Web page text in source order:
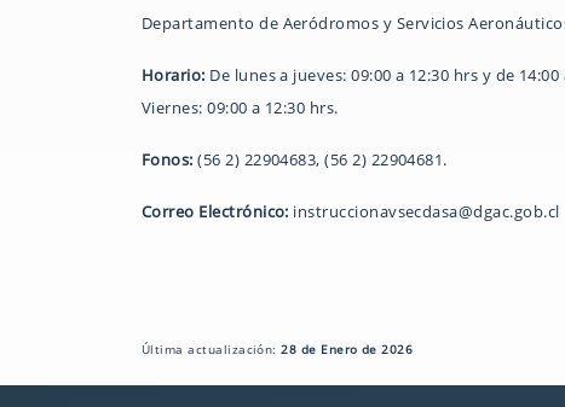
Departamento de Aeródromos y Servicios
Horario: De lunes a jueves: 09:00 a 12:30 hrs y de 14:00
Viernes: 09:00 a 12:30 hrs.
Fonos: (56 2) 22904683, (56 2) 22904681.
Correo Electrónico: instruccionavsecdasa@dgac.gob.cl
Última actualización:28 de Enero de 2026